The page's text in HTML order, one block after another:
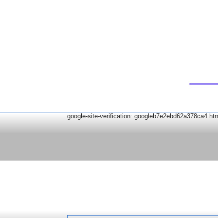
google-site-verification: